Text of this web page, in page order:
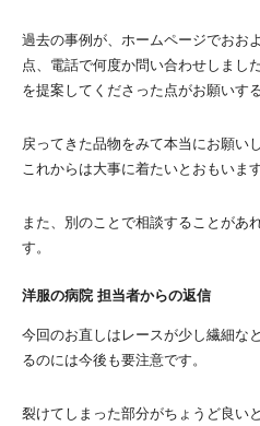
過去の事例が、ホームページでおお
点、電話で何度か問い合わせしまし
を提案してくださった点がお願いす
戻ってきた品物をみて本当にお願い
これからは大事に着たいとおもいます
また、別のことで相談することがあ
す。
洋服の病院 担当者からの返信
今回のお直しはレースが少し繊細な
るのには今後も要注意です。
裂けてしまった部分がちょうど良い